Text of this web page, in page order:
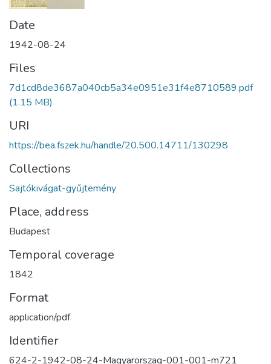
Date
1942-08-24
Files
7d1cd8de3687a040cb5a34e0951e31f4e8710589.pdf
(1.15 MB)
URI
https://bea.fszek.hu/handle/20.500.14711/130298
Collections
Sajtókivágat-gyűjtemény
Place, address
Budapest
Temporal coverage
1842
Format
application/pdf
Identifier
624-2-1942-08-24-Magyarorszag-001-001-m721